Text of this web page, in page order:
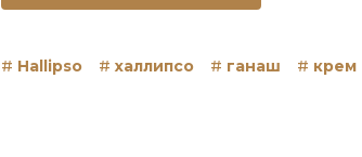
Hallipso халлипсо ганаш крем